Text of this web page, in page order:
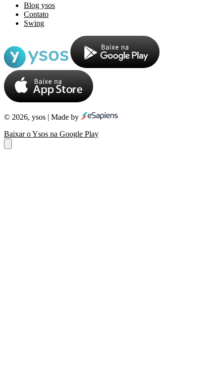
Blog ysos
Contato
Swing
© 2026, ysos | Made by
Baixar o Ysos na Google Play